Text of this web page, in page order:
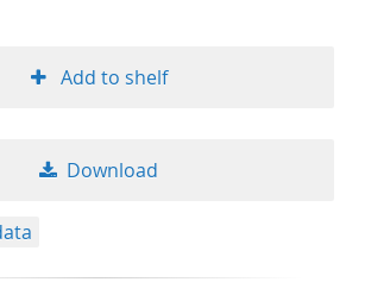
Add to shelf
Download